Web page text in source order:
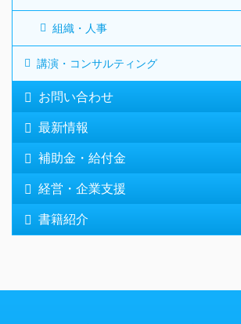
組織・人事
講演・コンサルティング
お問い合わせ
最新情報
補助金・給付金
経営・企業支援
書籍紹介